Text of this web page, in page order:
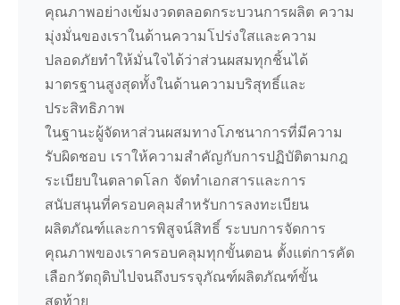
คุณภาพอย่างเข้มงวดตลอดกระบวนการผลิต ความ
มุ่งมั่นของเราในด้านความโปร่งใสและความ
ปลอดภัยทำให้มั่นใจได้ว่าส่วนผสมทุกชิ้นได้
มาตรฐานสูงสุดทั้งในด้านความบริสุทธิ์และ
ประสิทธิภาพ
ในฐานะผู้จัดหาส่วนผสมทางโภชนาการที่มีความ
รับผิดชอบ เราให้ความสำคัญกับการปฏิบัติตามกฎ
ระเบียบในตลาดโลก จัดทำเอกสารและการ
สนับสนุนที่ครอบคลุมสำหรับการลงทะเบียน
ผลิตภัณฑ์และการพิสูจน์สิทธิ์ ระบบการจัดการ
คุณภาพของเราครอบคลุมทุกขั้นตอน ตั้งแต่การคัด
เลือกวัตถุดิบไปจนถึงบรรจุภัณฑ์ผลิตภัณฑ์ขั้น